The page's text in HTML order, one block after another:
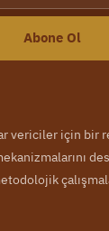
Abone Ol
vericiler için bir